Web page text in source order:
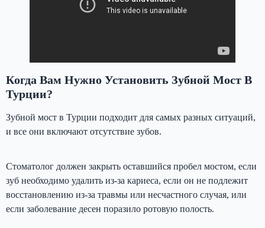
Когда Вам Нужно Установить Зубной Мост В
Турции?
Зубной мост в Турции подходит для самых разных ситуаций,
и все они включают отсутствие зубов.
Стоматолог должен закрыть оставшийся пробел мостом, если
зуб необходимо удалить из-за кариеса, если он не подлежит
восстановлению из-за травмы или несчастного случая, или
если заболевание десен поразило ротовую полость.